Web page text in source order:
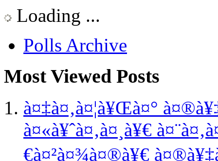
Loading ...
Polls Archive
Most Viewed Posts
à¤‡à¤‚à¤¦à¥Œà¤°
à¤«à¥ˆà¤‚à¤¸à¥€
€à¤²à¤¾à¤®à¥€